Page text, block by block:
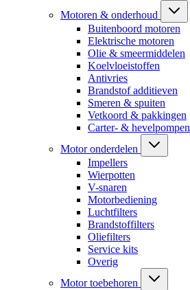
Motoren & onderhoud
Buitenboord motoren
Elektrische motoren
Olie & smeermiddelen
Koelvloeistoffen
Antivries
Brandstof additieven
Smeren & spuiten
Vetkoord & pakkingen
Carter- & hevelpompen
Motor onderdelen
Impellers
Wierpotten
V-snaren
Motorbediening
Luchtfilters
Brandstoffilters
Oliefilters
Service kits
Overig
Motor toebehoren